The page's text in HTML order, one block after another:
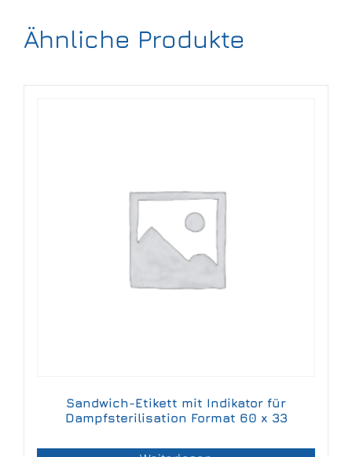
Ähnliche Produkte
Sandwich-Etikett mit Indikator für
Dampfsterilisation Format 60 x 33